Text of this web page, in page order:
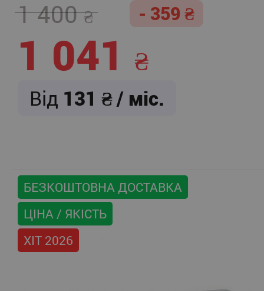
1 400 - 359
1 041
Від 131 / міс.
БЕЗКОШТОВНА ДОСТАВКА
ЦІНА / ЯКІСТЬ
ХІТ 2026